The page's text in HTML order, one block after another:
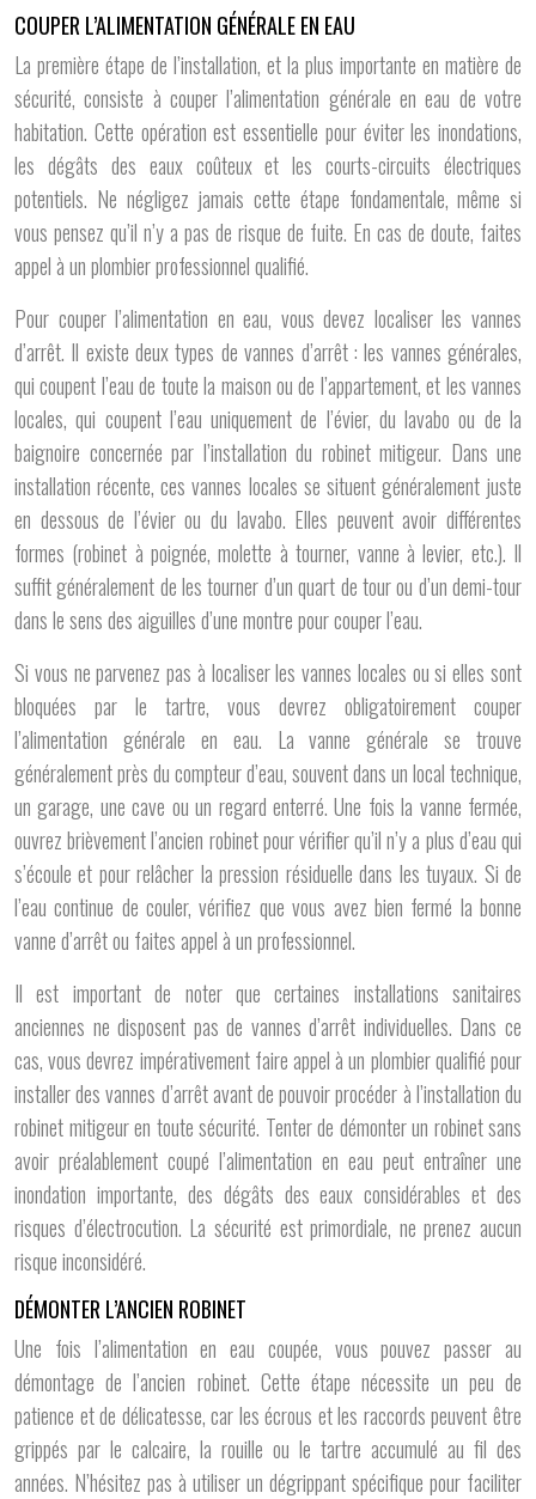
COUPER L’ALIMENTATION GÉNÉRALE EN EAU
La première étape de l’installation, et la plus importante en matière de
sécurité, consiste à couper l’alimentation générale en eau de votre
habitation. Cette opération est essentielle pour éviter les inondations,
les dégâts des eaux coûteux et les courts-circuits électriques
potentiels. Ne négligez jamais cette étape fondamentale, même si
vous pensez qu’il n’y a pas de risque de fuite. En cas de doute, faites
appel à un plombier professionnel qualifié.
Pour couper l’alimentation en eau, vous devez localiser les vannes
d’arrêt. Il existe deux types de vannes d’arrêt : les vannes générales,
qui coupent l’eau de toute la maison ou de l’appartement, et les vannes
locales, qui coupent l’eau uniquement de l’évier, du lavabo ou de la
baignoire concernée par l’installation du robinet mitigeur. Dans une
installation récente, ces vannes locales se situent généralement juste
en dessous de l’évier ou du lavabo. Elles peuvent avoir différentes
formes (robinet à poignée, molette à tourner, vanne à levier, etc.). Il
suffit généralement de les tourner d’un quart de tour ou d’un demi-tour
dans le sens des aiguilles d’une montre pour couper l’eau.
Si vous ne parvenez pas à localiser les vannes locales ou si elles sont
bloquées par le tartre, vous devrez obligatoirement couper
l’alimentation générale en eau. La vanne générale se trouve
généralement près du compteur d’eau, souvent dans un local technique,
un garage, une cave ou un regard enterré. Une fois la vanne fermée,
ouvrez brièvement l’ancien robinet pour vérifier qu’il n’y a plus d’eau qui
s’écoule et pour relâcher la pression résiduelle dans les tuyaux. Si de
l’eau continue de couler, vérifiez que vous avez bien fermé la bonne
vanne d’arrêt ou faites appel à un professionnel.
Il est important de noter que certaines installations sanitaires
anciennes ne disposent pas de vannes d’arrêt individuelles. Dans ce
cas, vous devrez impérativement faire appel à un plombier qualifié pour
installer des vannes d’arrêt avant de pouvoir procéder à l’installation du
robinet mitigeur en toute sécurité. Tenter de démonter un robinet sans
avoir préalablement coupé l’alimentation en eau peut entraîner une
inondation importante, des dégâts des eaux considérables et des
risques d’électrocution. La sécurité est primordiale, ne prenez aucun
risque inconsidéré.
DÉMONTER L’ANCIEN ROBINET
Une fois l’alimentation en eau coupée, vous pouvez passer au
démontage de l’ancien robinet. Cette étape nécessite un peu de
patience et de délicatesse, car les écrous et les raccords peuvent être
grippés par le calcaire, la rouille ou le tartre accumulé au fil des
années. N’hésitez pas à utiliser un dégrippant spécifique pour faciliter